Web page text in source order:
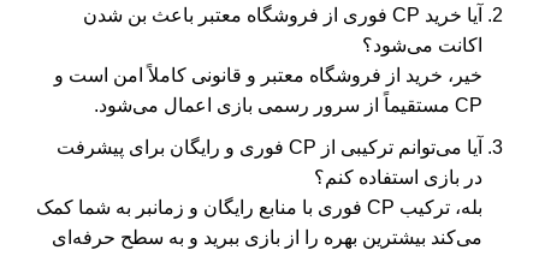
آیا خرید CP فوری از فروشگاه معتبر باعث بن شدن
اکانت می‌شود؟
خیر، خرید از فروشگاه معتبر و قانونی کاملاً امن است و
CP مستقیماً از سرور رسمی بازی اعمال می‌شود.
آیا می‌توانم ترکیبی از CP فوری و رایگان برای پیشرفت
در بازی استفاده کنم؟
بله، ترکیب CP فوری با منابع رایگان و زمانبر به شما کمک
می‌کند بیشترین بهره را از بازی ببرید و به سطح حرفه‌ای